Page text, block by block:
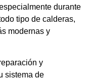
durante
tipo de calderas,
modernas y
y
sistema de